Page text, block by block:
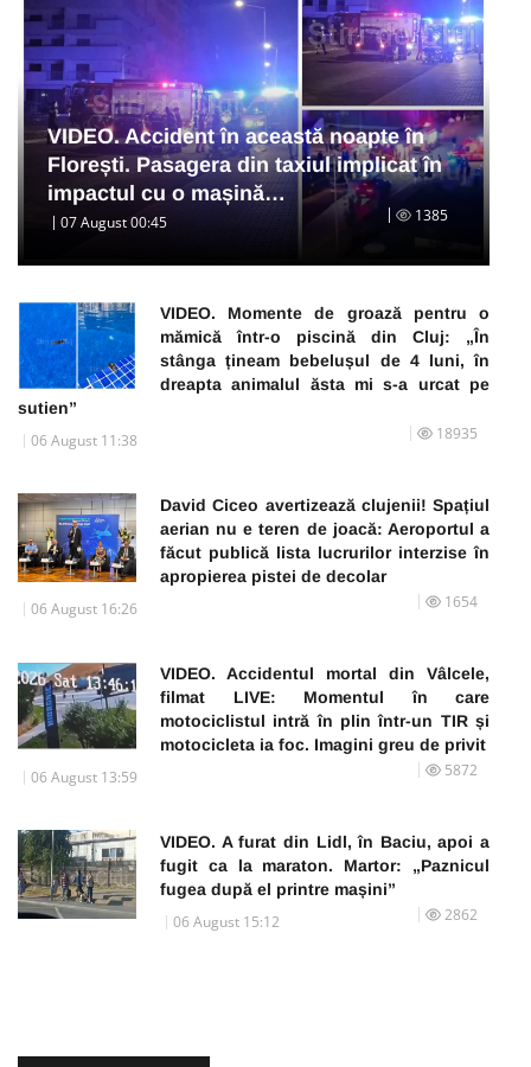
VIDEO. Accident în această noapte în
Florești. Pasagera din taxiul implicat în
impactul cu o mașină…
07 August 00:45 1385
VIDEO. Momente de groază pentru o
mămică într-o piscină din Cluj: „În
stânga țineam bebelușul de 4 luni, în
dreapta animalul ăsta mi s-a urcat pe
sutien”
06 August 11:38 18935
David Ciceo avertizează clujenii! Spațiul
aerian nu e teren de joacă: Aeroportul a
făcut publică lista lucrurilor interzise în
apropierea pistei de decolar
06 August 16:26 1654
VIDEO. Accidentul mortal din Vâlcele,
filmat LIVE: Momentul în care
motociclistul intră în plin într-un TIR și
motocicleta ia foc. Imagini greu de privit
06 August 13:59 5872
VIDEO. A furat din Lidl, în Baciu, apoi a
fugit ca la maraton. Martor: „Paznicul
fugea după el printre mașini”
06 August 15:12 2862